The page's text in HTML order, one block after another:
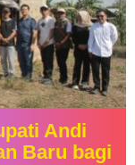
Andi
Baru bagi